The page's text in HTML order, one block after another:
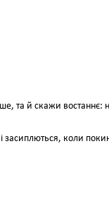
та й скажи востаннє:
засиплються, коли